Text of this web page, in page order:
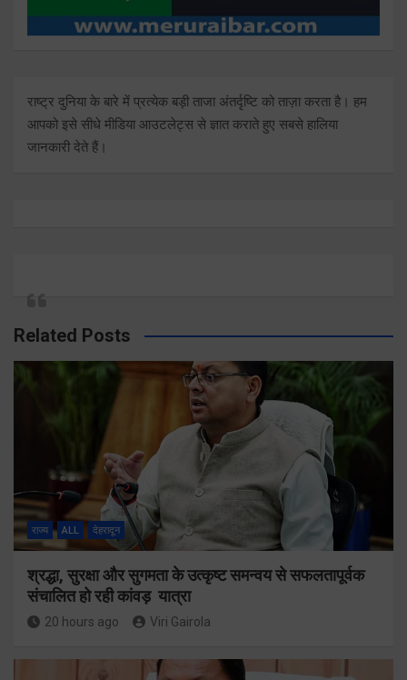
राष्ट्र दुनिया के बारे में प्रत्येक बड़ी ताजा अंतर्दृष्टि को ताज़ा करता है। हम
आपको इसे सीधे मीडिया आउटलेट्स से ज्ञात कराते हुए सबसे हालिया
जानकारी देते हैं।
Related Posts
राज्य ALL देहरादून
श्रद्धा, सुरक्षा और सुगमता के उत्कृष्ट समन्वय से सफलतापूर्वक
संचालित हो रही कांवड़ यात्रा
20 hours ago Viri Gairola